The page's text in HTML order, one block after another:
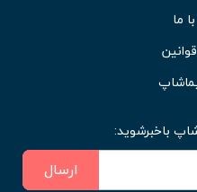
ما
باخبرشوید:
ارسال